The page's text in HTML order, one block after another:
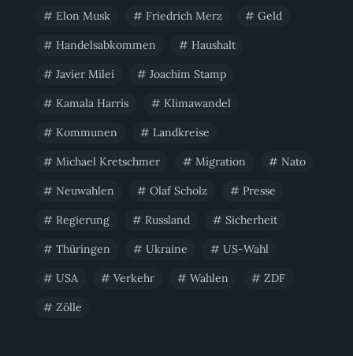
Elon Musk Friedrich Merz Geld
Handelsabkommen Haushalt
Javier Milei Joachim Stamp
Kamala Harris Klimawandel
Kommunen Landkreise
Michael Kretschmer Migration Nato
Neuwahlen Olaf Scholz Presse
Regierung Russland Sicherheit
Thüringen Ukraine US-Wahl
USA Verkehr Wahlen ZDF
Zölle